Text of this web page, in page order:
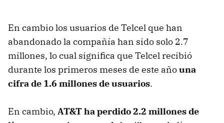
En cambio los usuarios de Telcel que han
abandonado la compañía han sido solo 2.7
millones, lo cual significa que Telcel recibió
durante los primeros meses de este añouna
cifra de 1.6 millones de usuarios.
En cambio, AT&T ha perdido 2.2 millones de